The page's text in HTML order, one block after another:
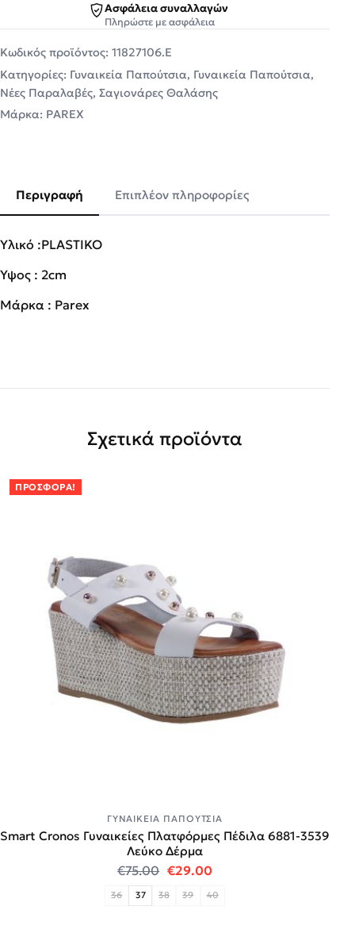
Ασφάλεια συναλλαγών
Πληρώστε με ασφάλεια
Κωδικός προϊόντος: 11827106.E
Κατηγορίες: Γυναικεία Παπούτσια, Γυναικεία Παπούτσια,
Νέες Παραλαβές, Σαγιονάρες Θαλάσης
Μάρκα: PAREX
Περιγραφή Επιπλέον πληροφορίες
Υλικό :PLASTIKO
Ύψος : 2cm
Μάρκα : Parex
Σχετικά προϊόντα
ΠΡΟΣΦΟΡΆ!
ΓΥΝΑΙΚΕΊΑ ΠΑΠΟΎΤΣΙΑ
Smart Cronos Γυναικείες Πλατφόρμες Πέδιλα 6881-3539
Λεύκο Δέρμα
€75.00 Original price was: €75.00.
€29.00Η τρέχουσα τιμή
36 37 38 39 40